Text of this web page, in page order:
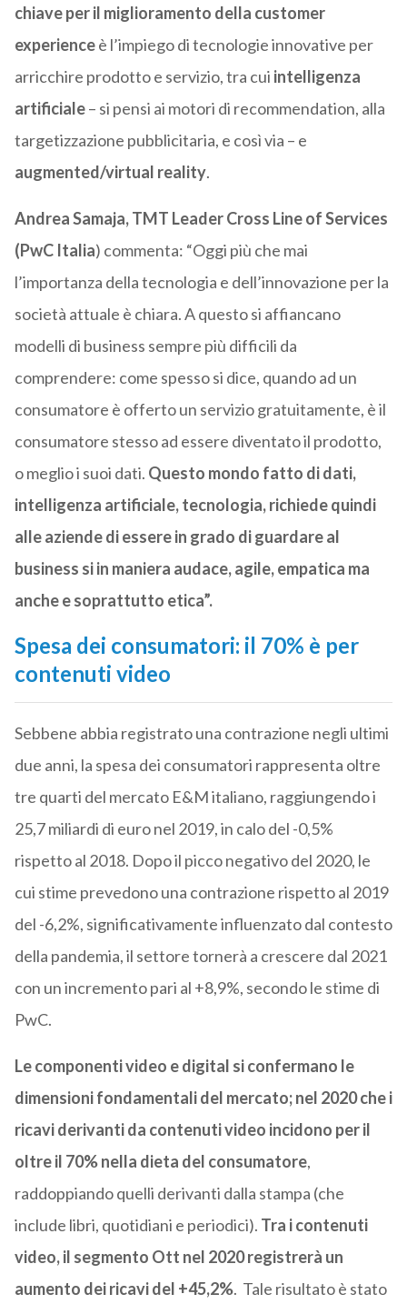
chiave per il miglioramento della customer
experienceè l’impiego di tecnologie innovative per
arricchire prodotto e servizio, tra cui intelligenza
artificiale– si pensi ai motori di recommendation, alla
targetizzazione pubblicitaria, e così via – e
augmented/virtual reality.
Andrea Samaja, TMT Leader Cross Line of Services
(PwC Italia) commenta: “Oggi più che mai
l’importanza della tecnologia e dell’innovazione per la
società attuale è chiara. A questo si affiancano
modelli di business sempre più difficili da
comprendere: come spesso si dice, quando ad un
consumatore è offerto un servizio gratuitamente, è il
consumatore stesso ad essere diventato il prodotto,
o meglio i suoi dati. Questo mondo fatto di dati,
intelligenza artificiale, tecnologia, richiede quindi
alle aziende di essere in grado di guardare al
business si in maniera audace, agile, empatica ma
anche e soprattutto etica”.
Spesa dei consumatori: il 70% è per
contenuti video
Sebbene abbia registrato una contrazione negli ultimi
due anni, la spesa dei consumatori rappresenta oltre
tre quarti del mercato E&M italiano, raggiungendo i
25,7 miliardi di euro nel 2019, in calo del -0,5%
rispetto al 2018. Dopo il picco negativo del 2020, le
cui stime prevedono una contrazione rispetto al 2019
del -6,2%, significativamente influenzato dal contesto
della pandemia, il settore tornerà a crescere dal 2021
con un incremento pari al +8,9%, secondo le stime di
PwC.
Le componenti video e digital si confermano le
dimensioni fondamentali del mercato; nel 2020 che i
ricavi derivanti da contenuti video incidono per il
oltre il 70% nella dieta del consumatore,
raddoppiando quelli derivanti dalla stampa (che
include libri, quotidiani e periodici). Tra i contenuti
video, il segmento Ott nel 2020 registrerà un
aumento dei ricavi del +45,2%. Tale risultato è stato